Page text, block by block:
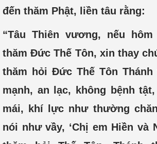
đến thăm Phật, liền tâu rằng:
“Tâu Thiên vương, nếu
thăm Đức Thế Tôn, xin thay
thăm hỏi Đức Thế Tôn Thánh
mạnh, an lạc, không bệnh
mái, khí lực như thường
nói như vầy, ‘Chị em Hiền và